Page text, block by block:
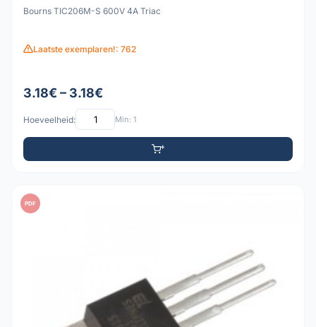
Bourns TIC206M-S 600V 4A Triac
Laatste exemplaren!: 762
3.18€ – 3.18€
Hoeveelheid: Min: 1
PDF